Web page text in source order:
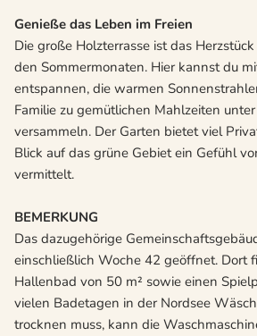
Genieße das Leben im Freien
Die große Holzterrasse ist das
den Sommermonaten. Hier kannst du
entspannen, die warmen
Familie zu gemütlichen Mahlzeiten
versammeln. Der Garten bietet viel
Blick auf das grüne Gebiet ein Gefühl
vermittelt.
BEMERKUNG
Das dazugehörige
einschließlich Woche 42 geöffnet. Dort
Hallenbad von 50 m² sowie einen
vielen Badetagen in der Nordsee
trocknen muss, kann die